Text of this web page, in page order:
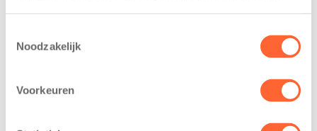
Noodzakelijk
Voorkeuren
wijk Wiarda in
11 juni 2026
Kids First
Menzis 4 Mijl
deelnemers van